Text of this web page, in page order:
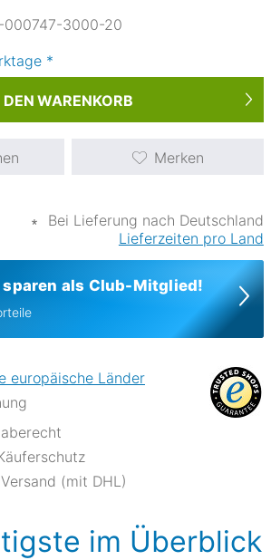
000747-3000-20
*
DEN WARENKORB
Merken
∗
Bei Lieferung nach Deutschland
Lieferzeiten pro Land
sparen als Club-Mitglied!
europäische Länder
(mit DHL)
im Überblick